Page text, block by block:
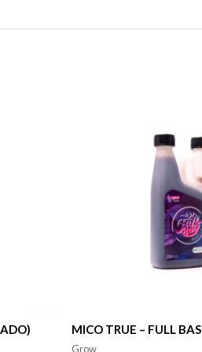
MICO TRUE – FULL
Grow